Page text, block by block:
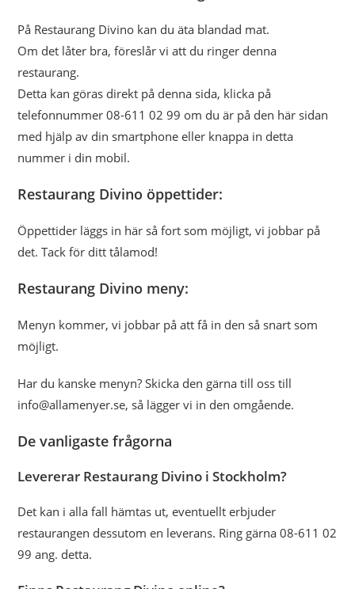
På Restaurang Divino kan du äta blandad mat.
Om det låter bra, föreslår vi att du ringer denna
restaurang.
Detta kan göras direkt på denna sida, klicka på
telefonnummer 08-611 02 99 om du är på den här sidan
med hjälp av din smartphone eller knappa in detta
nummer i din mobil.
Restaurang Divino öppettider:
Öppettider läggs in här så fort som möjligt, vi jobbar på
det. Tack för ditt tålamod!
Restaurang Divino meny:
Menyn kommer, vi jobbar på att få in den så snart som
möjligt.
Har du kanske menyn? Skicka den gärna till oss till
info@allamenyer.se, så lägger vi in den omgående.
De vanligaste frågorna
Levererar Restaurang Divino i Stockholm?
Det kan i alla fall hämtas ut, eventuellt erbjuder
restaurangen dessutom en leverans. Ring gärna 08-611 02
99 ang. detta.